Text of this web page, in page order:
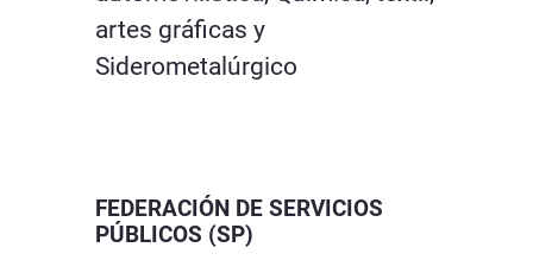
artes gráficas y
Siderometalúrgico
FEDERACIÓN DE SERVICIOS
PÚBLICOS (SP)